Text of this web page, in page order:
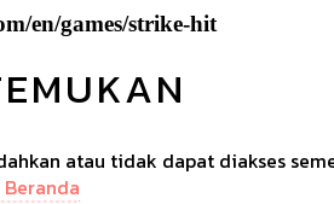
en/games/strike-hit
atau tidak dapat diakses